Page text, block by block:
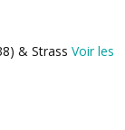
& Strass Voir les